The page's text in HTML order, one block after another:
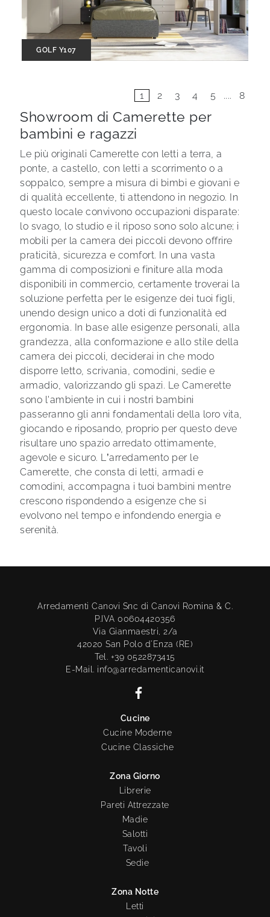
GOLF Y107
1 2 3 4 5 .... 8
Showroom di Camerette per
bambini e ragazzi
Le più originali Camerette con letti a terra, a
ponte, a castello, con letti a scorrimento o a
soppalco, sempre a misura di bimbi e giovani e
di qualità eccellente, ti attendono in negozio. In
questo locale convivono occupazioni disparate:
lo svago, lo studio e il riposo sono solo alcune; i
mobili per la camera dei piccoli devono offrire
praticità, sicurezza e comfort. In una vasta
gamma di composizioni e finiture alla moda
disponibili in commercio, certamente troverai la
soluzione perfetta per le esigenze dei tuoi figli,
unendo design unico a doti di funzionalità ed
ergonomia. In base alle esigenze personali, alla
grandezza, alla conformazione e allo stile della
camera dei piccoli, deciderai in che modo
disporre letto, scrivania, comodini, sedie e
armadio, valorizzando gli spazi. Le Camerette
sono l'ambiente in cui i nostri bambini
passeranno gli anni fondamentali della loro vita,
giocando e riposando, proprio per questo deve
risultare uno spazio arredato ottimamente,
agevole e sicuro. L’arredamento per le
Camerette, che consta di letti, armadi e
comodini, accompagna i tuoi bambini mentre
crescono rispondendo a esigenze che si
evolvono nel tempo e infondendo energia e
serenità.
Arredamenti Canovi Snc di Canovi Romina & C.
P.IVA 00604420356
Via Gianmaestri, 2/a
42020 San Polo d'Enza (RE)
Tel. +39 0522873415
E-Mail. info@arredamenticanovi.it
Cucine
Cucine Moderne
Cucine Classiche
Zona Giorno
Librerie
Pareti Attrezzate
Madie
Salotti
Tavoli
Sedie
Zona Notte
Letti